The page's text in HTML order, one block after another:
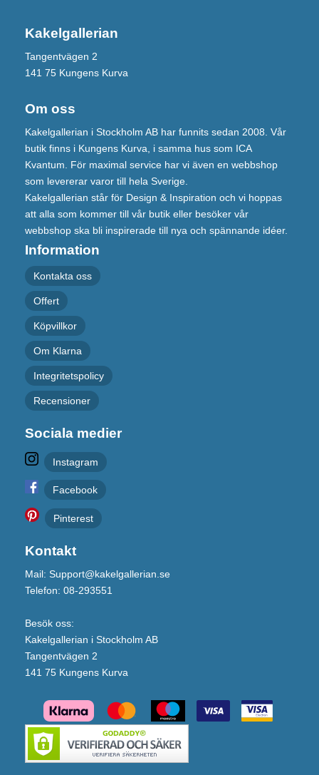
Kakelgallerian
Tangentvägen 2
141 75 Kungens Kurva
Om oss
Kakelgallerian i Stockholm AB har funnits sedan 2008. Vår
butik finns i Kungens Kurva, i samma hus som ICA
Kvantum. För maximal service har vi även en webbshop
som levererar varor till hela Sverige.
Kakelgallerian står för Design & Inspiration och vi hoppas
att alla som kommer till vår butik eller besöker vår
webbshop ska bli inspirerade till nya och spännande idéer.
Information
Kontakta oss
Offert
Köpvillkor
Om Klarna
Integritetspolicy
Recensioner
Sociala medier
Instagram
Facebook
Pinterest
Kontakt
Mail: Support@kakelgallerian.se
Telefon: 08-293551
Besök oss:
Kakelgallerian i Stockholm AB
Tangentvägen 2
141 75 Kungens Kurva